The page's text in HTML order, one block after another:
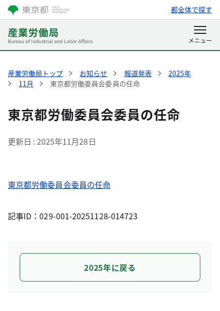
都全体で探す
産業労働局トップ お知らせ 報道発表
2025年
11月
東京都労働委員会委員の任命
東京都労働委員会委員の任命
更新日 2025年11月28日
東京都労働委員会委員の任命
記事ID：029-001-20251128-014723
2025年に戻る